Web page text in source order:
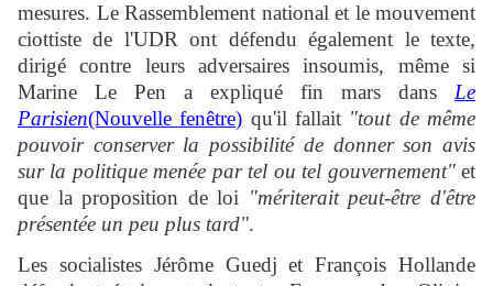
mesures. Le Rassemblement national et le mouvement
ciottiste de l'UDR ont défendu également le texte,
dirigé contre leurs adversaires insoumis, même si
Marine Le Pen a expliqué fin mars dans Le
Parisien(Nouvelle fenêtre) qu'il fallait "tout de même
pouvoir conserver la possibilité de donner son avis
sur la politique menée par tel ou tel gouvernement" et
que la proposition de loi "mériterait peut-être d'être
présentée un peu plus tard".
Les socialistes Jérôme Guedj et François Hollande